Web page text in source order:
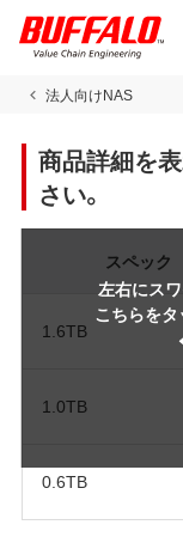
法人向けNAS
商品詳細を
さい。
左右にス
こちらをタ
スペック
1.6TB
1.0TB
0.6TB